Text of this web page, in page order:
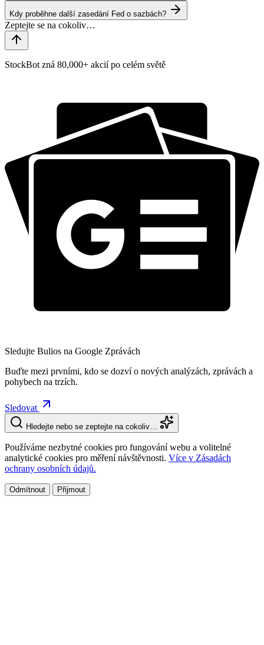
Kdy proběhne další zasedání Fed o sazbách?
StockBot zná 80,000+ akcií po celém světě
Sledujte Bulios na Google Zprávách
Buďte mezi prvními, kdo se dozví o nových analýzách, zprávách a
pohybech na trzích.
Sledovat
Hledejte nebo se zeptejte na cokoliv…
Používáme nezbytné cookies pro fungování webu a volitelné
analytické cookies pro měření návštěvnosti. Více v Zásadách
ochrany osobních údajů.
Odmítnout Přijmout